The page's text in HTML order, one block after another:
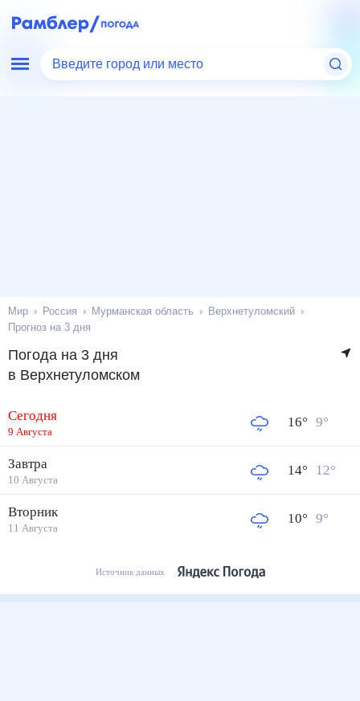
Введите город или место
Мир Россия Мурманская область
Верхнетуломский
Прогноз на 3 дня
Погода на 3 дня
в Верхнетуломском
Сегодня
9 Августа
16° 9°
Завтра
10 Августа
14° 12°
Вторник
11 Августа
10° 9°
Источник данных